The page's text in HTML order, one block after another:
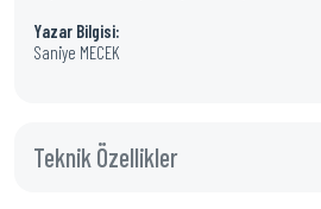
Yazar Bilgisi:
Saniye MECEK
Teknik Özellikler